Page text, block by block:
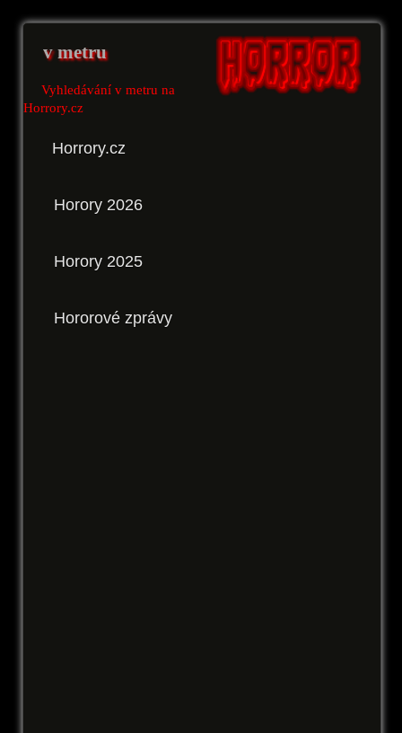
v metru
Vyhledávání v metru na
Horrory.cz
Horrory.cz
Horory 2026
Horory 2025
Hororové zprávy